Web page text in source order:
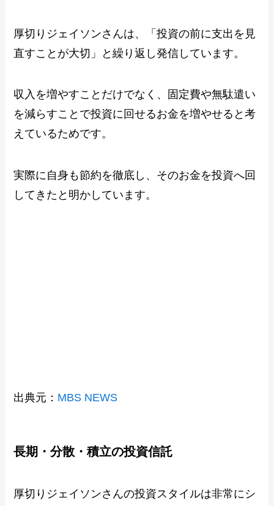
厚切りジェイソンさんは、「投資の前に支出を見
直すことが大切」と繰り返し発信しています。
収入を増やすことだけでなく、固定費や無駄遣い
を減らすことで投資に回せるお金を増やせると考
えているためです。
実際に自身も節約を徹底し、そのお金を投資へ回
してきたと明かしています。
出典元： MBS NEWS
長期・分散・積立の投資信託
厚切りジェイソンさんの投資スタイルは非常にシ